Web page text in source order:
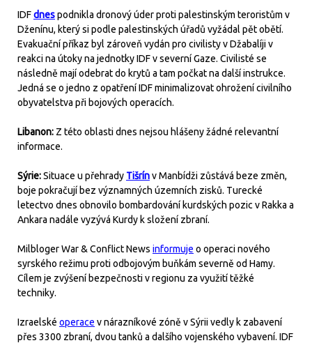
IDFdnespodnikla dronový úder proti palestinským teroristům v
Dženínu, který si podle palestinských úřadů vyžádal pět obětí.
Evakuační příkaz byl zároveň vydán pro civilisty v Džabalíji v
reakci na útoky na jednotky IDF v severní Gaze. Civilisté se
následně mají odebrat do krytů a tam počkat na další instrukce.
Jedná se o jedno z opatření IDF minimalizovat ohrožení civilního
obyvatelstva při bojových operacích.
Libanon: Z této oblasti dnes nejsou hlášeny žádné relevantní
informace.
Sýrie:Situace u přehrady Tišrínv Manbídži zůstává beze změn,
boje pokračují bez významných územních zisků. Turecké
letectvo dnes obnovilo bombardování kurdských pozic v Rakka a
Ankara nadále vyzývá Kurdy k složení zbraní.
Milbloger War & Conflict News informuje o operaci nového
syrského režimu proti odbojovým buňkám severně od Hamy.
Cílem je zvýšení bezpečnosti v regionu za využití těžké
techniky.
Izraelské operace v nárazníkové zóně v Sýrii vedly k zabavení
přes 3300 zbraní, dvou tanků a dalšího vojenského vybavení. IDF